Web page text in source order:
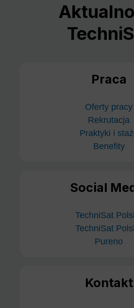
Praca
Oferty pracy
Rekrutacja
Praktyki i
Benefity
Social
TechniSat
TechniSat
Pureno
Kontakt